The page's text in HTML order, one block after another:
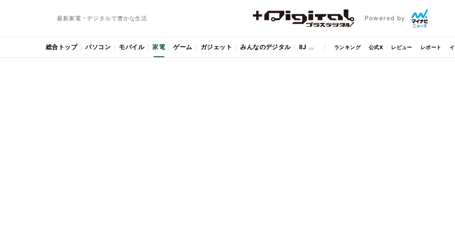
最新家電・デジタルで豊かな生活 Powered by
総合トップ パソコン モバイル 家電 ゲーム ガジェット みんなのデジタル IIJ ランキング 公式X レビュー レポート